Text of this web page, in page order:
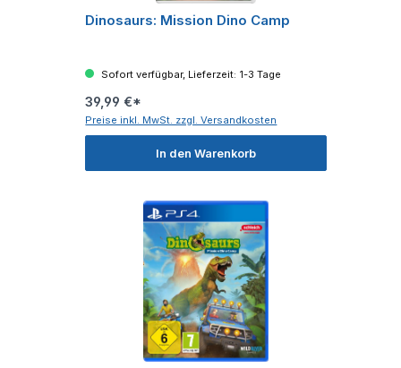
Dinosaurs: Mission Dino Camp
Sofort verfügbar, Lieferzeit: 1-3 Tage
39,99 €*
Preise inkl. MwSt. zzgl. Versandkosten
In den Warenkorb